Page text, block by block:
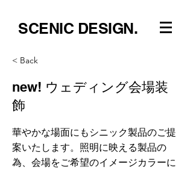
SCENIC DESIGN.
< Back
new! ウェディング会場装
飾
華やかな場面にもシニック製品のご提
案いたします。照明に映える製品の
為、会場をご希望のイメージカラーに